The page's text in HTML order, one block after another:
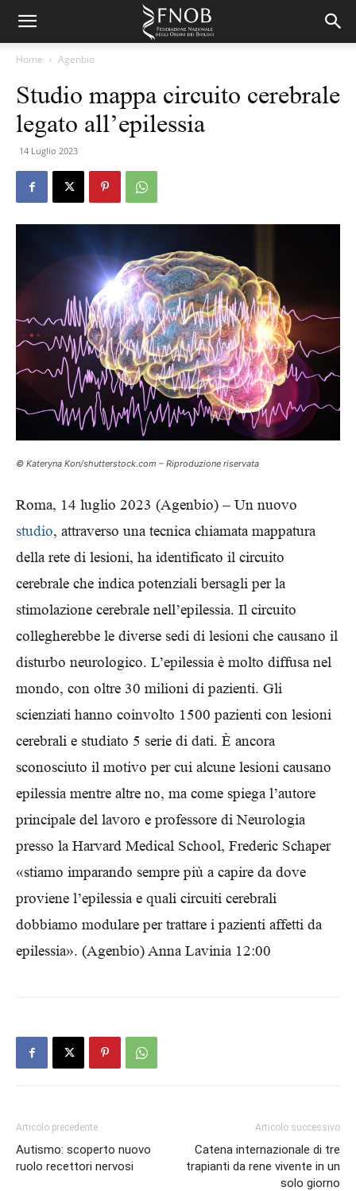
Home Agenbio
Studio mappa circuito cerebrale
legato all’epilessia
14 Luglio 2023
© Kateryna Kon/shutterstock.com – Riproduzione riservata
Roma, 14 luglio 2023 (Agenbio) – Un nuovo
studio, attraverso una tecnica chiamata mappatura
della rete di lesioni, ha identificato il circuito
cerebrale che indica potenziali bersagli per la
stimolazione cerebrale nell’epilessia. Il circuito
collegherebbe le diverse sedi di lesioni che causano il
disturbo neurologico. L’epilessia è molto diffusa nel
mondo, con oltre 30 milioni di pazienti. Gli
scienziati hanno coinvolto 1500 pazienti con lesioni
cerebrali e studiato 5 serie di dati. È ancora
sconosciuto il motivo per cui alcune lesioni causano
epilessia mentre altre no, ma come spiega l’autore
principale del lavoro e professore di Neurologia
presso la Harvard Medical School, Frederic Schaper
«stiamo imparando sempre più a capire da dove
proviene l’epilessia e quali circuiti cerebrali
dobbiamo modulare per trattare i pazienti affetti da
epilessia». (Agenbio) Anna Lavinia 12:00
Articolo precedente
Autismo: scoperto nuovo
ruolo recettori nervosi
Articolo successivo
Catena internazionale di tre
trapianti da rene vivente in un
solo giorno